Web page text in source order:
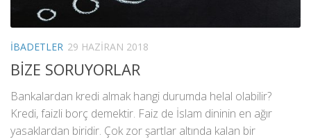
İBADETLER 29 HAZIRAN 2018
BİZE SORUYORLAR
Bankalardan kredi almak hangi durumda helal olabilir?
Kredi, faizli borç demektir. Faiz de İslam dininin en ağır
yasaklardan biridir. Çok zor şartlar altında kalan bir